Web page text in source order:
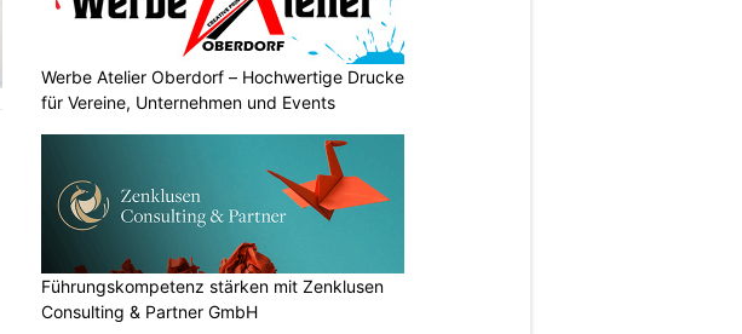
Werbe Atelier Oberdorf – Hochwertige Drucke
für Vereine, Unternehmen und Events
Führungskompetenz stärken mit Zenklusen
Consulting & Partner GmbH